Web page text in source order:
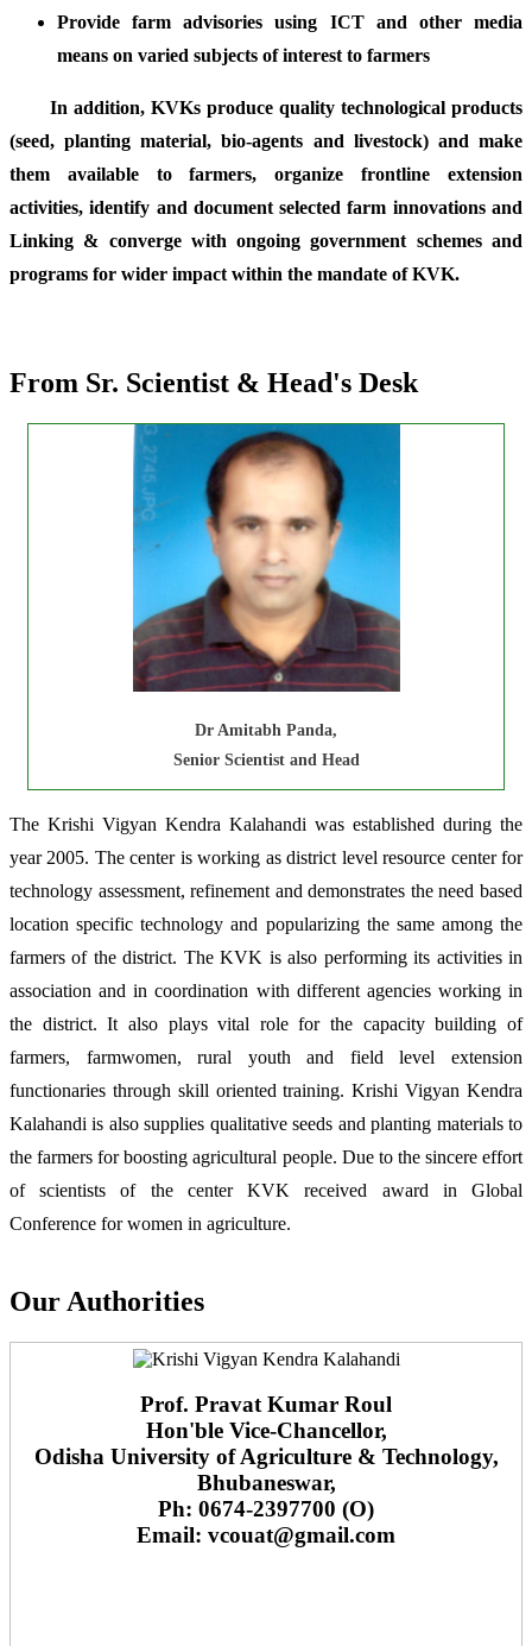
Provide farm advisories using ICT and other media
means on varied subjects of interest to farmers
In addition, KVKs produce quality technological products
(seed, planting material, bio-agents and livestock) and make
them available to farmers, organize frontline extension
activities, identify and document selected farm innovations and
Linking & converge with ongoing government schemes and
programs for wider impact within the mandate of KVK.
From Sr. Scientist & Head's Desk
Dr Amitabh Panda,
Senior Scientist and Head
The Krishi Vigyan Kendra Kalahandi was established during the
year 2005. The center is working as district level resource center for
technology assessment, refinement and demonstrates the need based
location specific technology and popularizing the same among the
farmers of the district. The KVK is also performing its activities in
association and in coordination with different agencies working in
the district. It also plays vital role for the capacity building of
farmers, farmwomen, rural youth and field level extension
functionaries through skill oriented training. Krishi Vigyan Kendra
Kalahandi is also supplies qualitative seeds and planting materials to
the farmers for boosting agricultural people. Due to the sincere effort
of scientists of the center KVK received award in Global
Conference for women in agriculture.
Our Authorities
Prof. Pravat Kumar Roul
Hon'ble Vice-Chancellor,
Odisha University of Agriculture & Technology,
Bhubaneswar,
Ph: 0674-2397700 (O)
Email: vcouat@gmail.com